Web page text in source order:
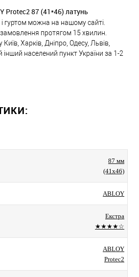
Protec2 87 (41*46) латунь
і гуртом можна на нашому сайті.
протягом 15 хвилин.
Харків, Дніпро, Одесу, Львів,
населений пункт України за 1-2
87 мм
(41x46)
ABLOY
Екстра
★★★★☆
ABLOY
Protec2